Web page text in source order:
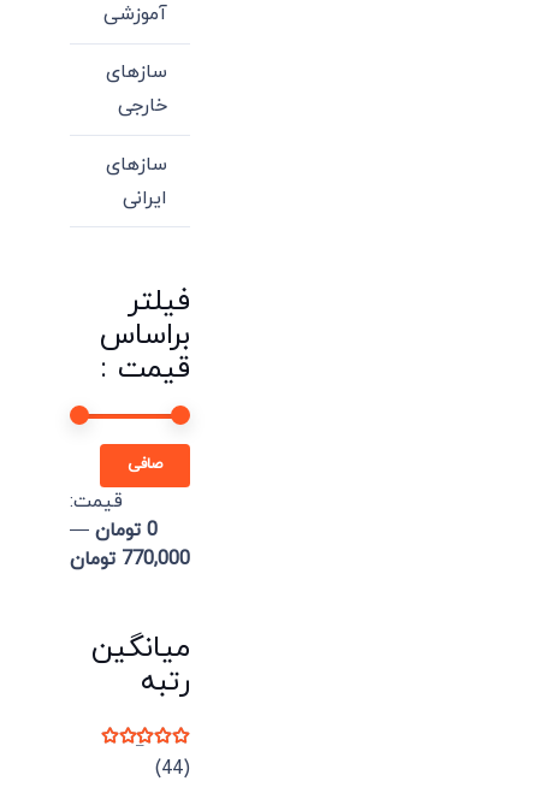
آموزشی
سازهای
خارجی
سازهای
ایرانی
فیلتر
براساس
قیمت :
صافی
قيمت:
0 تومان
—
770,000 تومان
میانگین
رتبه
نمره
(44)